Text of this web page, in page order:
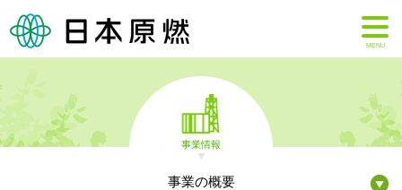
MENU
事業情報
事業の概要